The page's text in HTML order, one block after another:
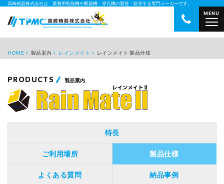
高崎精器株式会社は、業務用乾燥機や断裁機・穿孔機の製造・販売する専門メーカーです。
MENU
業務用乾燥機・断裁機・
HOME 製品案内 レインメイト レインメイト 製品仕様
PRODUCTS 製品案内
特長
ご利用場所 製品仕様
よくある質問 納品事例